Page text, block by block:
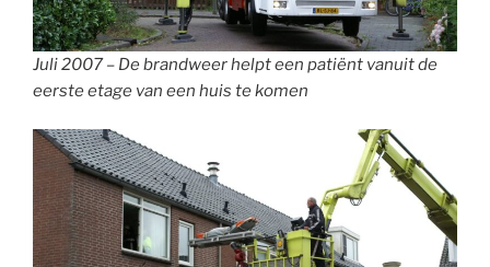
Juli 2007 – De brandweer helpt een patiënt vanuit de
eerste etage van een huis te komen